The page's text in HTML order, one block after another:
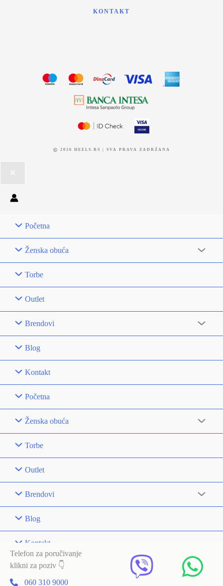
KONTAKT
2026 HEELS.RS | SVA PRAVA ZADRŽANA
Početna
Ženska obuća
Torbe
Outlet
Brendovi
Blog
Kontakt
Početna
Ženska obuća
Torbe
Outlet
Brendovi
Blog
Kontakt
Telefon za poručivanje
klikni za poziv 👇
060 310 9000